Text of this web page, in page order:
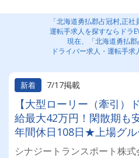
「北海道勇払郡占冠村,正
運転手求人を探すならドラ
現在、「北海道勇払
ドライバー求人・運転手求
新着
7/17掲載
【大型ローリー（牽引
給最大42万円！閑散期も
年間休日108日★上場グ
退職金＆再雇用あり◎専
シナジートランスポート株式